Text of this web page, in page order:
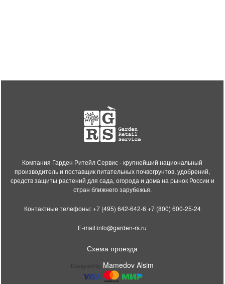
Компания Гарден Ритейл Сервис - крупнейший национальный
производитель и поставщик питательных почвогрунтов, удобрений,
средств защиты растений для сада, огорода и дома на рынок России и
стран ближнего зарубежья.
Контактные телефоны:+7 (495) 642-642-6 +7 (800) 600-25-24
E-mail:info@garden-rs.ru
Схема проезда
Designed by Mamedov Alsim